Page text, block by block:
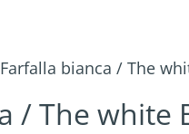
bianca / The
/ The white